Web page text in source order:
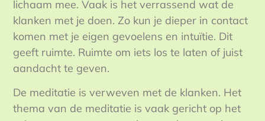
lichaam mee. Vaak is het verrassend wat de
klanken met je doen. Zo kun je dieper in contact
komen met je eigen gevoelens en intuïtie. Dit
geeft ruimte. Ruimte om iets los te laten of juist
aandacht te geven.
De meditatie is verweven met de klanken. Het
thema van de meditatie is vaak gericht op het